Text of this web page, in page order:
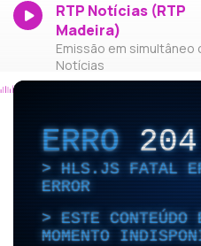
RTP Notícias (RTP
Madeira)
Emissão em simultâneo
Notícias
ERRO204
HLS.JS FATAL
ERROR
ESTE CONTEÚDO
MOMENTO